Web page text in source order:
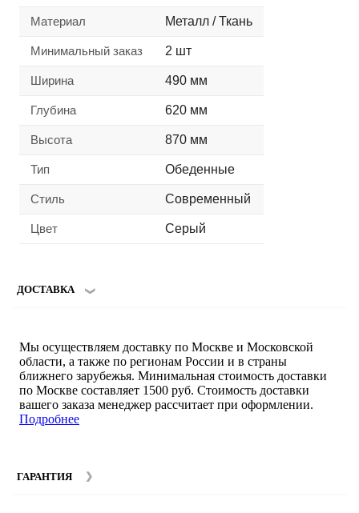
Материал Металл / Ткань
Минимальный заказ 2 шт
Ширина 490 мм
Глубина 620 мм
Высота 870 мм
Тип Обеденные
Стиль Современный
Цвет Серый
ДОСТАВКА
Мы осуществляем доставку по Москве и Московской
области, а также по регионам России и в страны
ближнего зарубежья. Минимальная стоимость доставки
по Москве составляет 1500 руб. Стоимость доставки
вашего заказа менеджер рассчитает при оформлении.
Подробнее
ГАРАНТИЯ